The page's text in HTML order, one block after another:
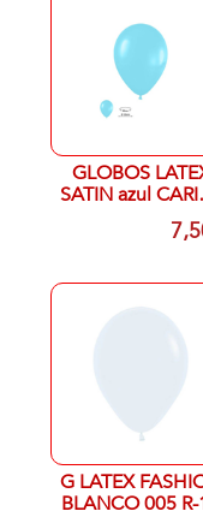
GLOBOS
SATIN azul CARIBE
438 r-12
G LATEX
BLANCO 005